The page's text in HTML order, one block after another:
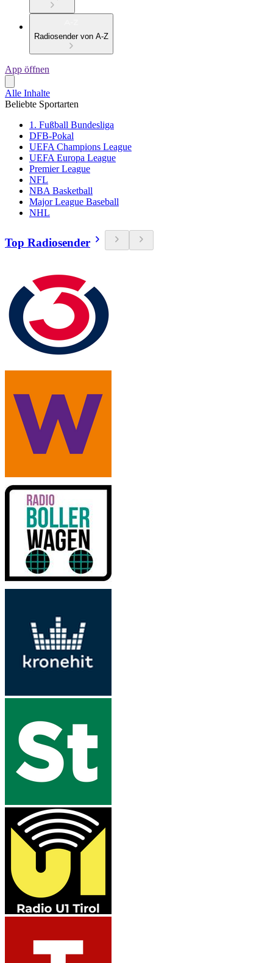
Radiosender von A-Z
App öffnen
Alle Inhalte
Beliebte Sportarten
1. Fußball Bundesliga
DFB-Pokal
UEFA Champions League
UEFA Europa League
Premier League
NFL
NBA Basketball
Major League Baseball
NHL
Top Radiosender